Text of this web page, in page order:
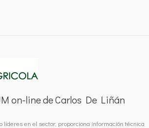
on-line de Carlos De Liñán
líderes en el sector, proporciona información técnica